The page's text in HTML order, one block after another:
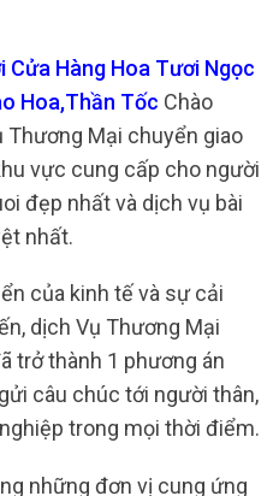
Cửa Hàng Hoa Tươi Ngọc
Hoa,Thần Tốc Chào
Mại chuyển giao
vực cung cấp cho người
đẹp nhất và dịch vụ bài
nhất.
của kinh tế và sự cải
dịch Vụ Thương Mại
trở thành 1 phương án
câu chúc tới người thân,
trong mọi thời điểm.
những đơn vị cung ứng